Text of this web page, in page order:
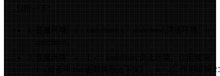
变量环境：a = undefined; c = undefined;词法环境：b =
undefined；
变量环境：a = 1; c = undefined;词法环境：作用域块
1（或者叫 foo 函数执行上下文）：b = 2；作用域块 2